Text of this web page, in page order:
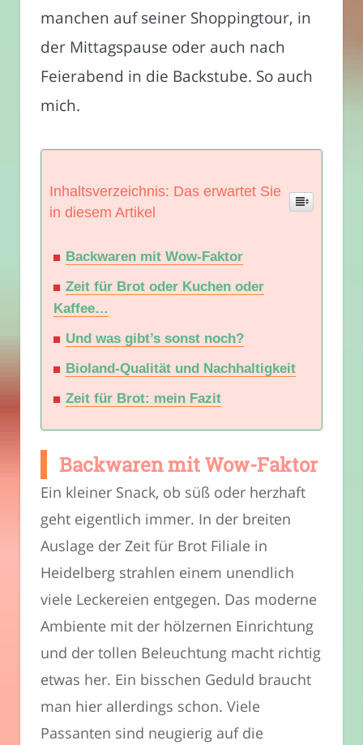
manchen auf seiner Shoppingtour, in
der Mittagspause oder auch nach
Feierabend in die Backstube. So auch
mich.
Inhaltsverzeichnis: Das erwartet Sie
in diesem Artikel
Backwaren mit Wow-Faktor
Zeit für Brot oder Kuchen oder
Kaffee…
Und was gibt’s sonst noch?
Bioland-Qualität und Nachhaltigkeit
Zeit für Brot: mein Fazit
Backwaren mit Wow-Faktor
Ein kleiner Snack, ob süß oder herzhaft
geht eigentlich immer. In der breiten
Auslage der Zeit für Brot Filiale in
Heidelberg strahlen einem unendlich
viele Leckereien entgegen. Das moderne
Ambiente mit der hölzernen Einrichtung
und der tollen Beleuchtung macht richtig
etwas her. Ein bisschen Geduld braucht
man hier allerdings schon. Viele
Passanten sind neugierig auf die